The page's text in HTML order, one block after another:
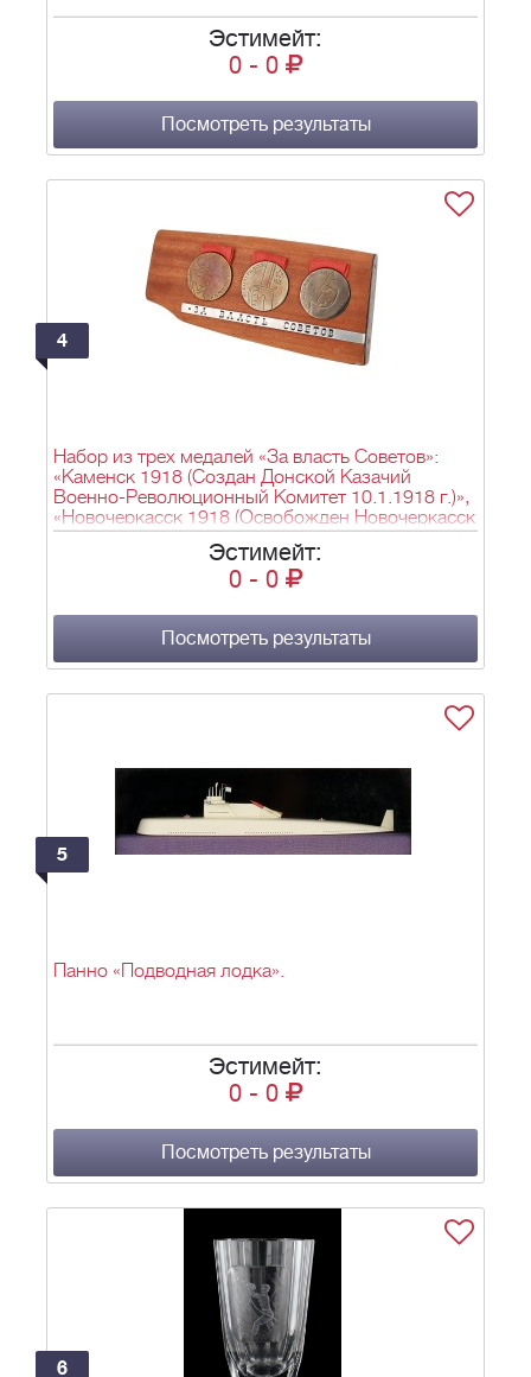
Эстимейт:
0 - 0
Посмотреть результаты
4
Набор из трех медалей «За власть Советов»:
«Каменск 1918 (Создан Донской Казачий
Военно-Революционный Комитет 10.1.1918 г.)»,
«Новочеркасск 1918 (Освобожден Новочеркасск
25.2.1918 г.)» и «Ростов на-Дону 1920
(Освобожден Ростов -на-Дону 8.1.1920 г.)».
Эстимейт:
0 - 0
Посмотреть результаты
5
Панно «Подводная лодка».
Эстимейт:
0 - 0
Посмотреть результаты
6